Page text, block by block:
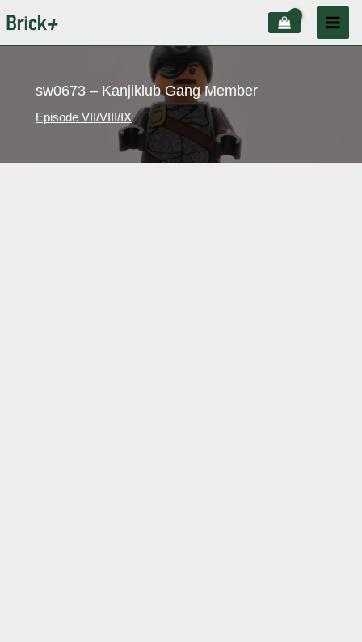
au
sw0673 – Kanjiklub Gang Member
Episode VII/VIII/IX